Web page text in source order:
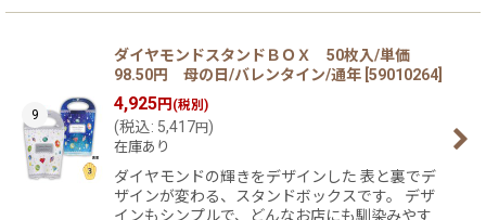
9
ダイヤモンドスタンドＢＯＸ 50枚入/単価
98.50円 母の日/バレンタイン/通年 59010264
4,925円 (税別)
(税込: 5,417円 )
在庫あり
ダイヤモンドの輝きをデザインした 表と裏でデ
ザインが変わる、スタンドボックスです。 デザ
インもシンプルで、どんなお店にも馴染みやす